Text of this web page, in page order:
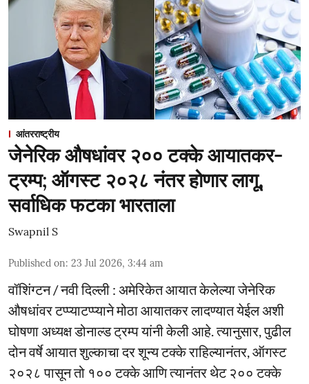
आंतरराष्ट्रीय
जेनेरिक औषधांवर २०० टक्के आयातकर-
ट्रम्प; ऑगस्ट २०२८ नंतर होणार लागू,
सर्वाधिक फटका भारताला
Swapnil S
Published on: 23 Jul 2026, 3:44 am
वॉशिंग्टन / नवी दिल्ली : अमेरिकेत आयात केलेल्या जेनेरिक
औषधांवर टप्प्याटप्प्याने मोठा आयातकर लादण्यात येईल अशी
घोषणा अध्यक्ष डोनाल्ड ट्रम्प यांनी केली आहे. त्यानुसार, पुढील
दोन वर्षे आयात शुल्काचा दर शून्य टक्के राहिल्यानंतर, ऑगस्ट
२०२८ पासून तो १०० टक्के आणि त्यानंतर थेट २०० टक्के